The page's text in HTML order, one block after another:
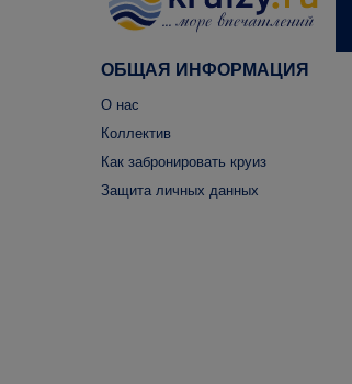
ОБЩАЯ ИНФОРМАЦИЯ
О нас
Коллектив
Как забронировать круиз
Защита личных данных